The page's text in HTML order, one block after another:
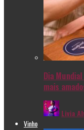
Dia
mais
Livia
Vinho